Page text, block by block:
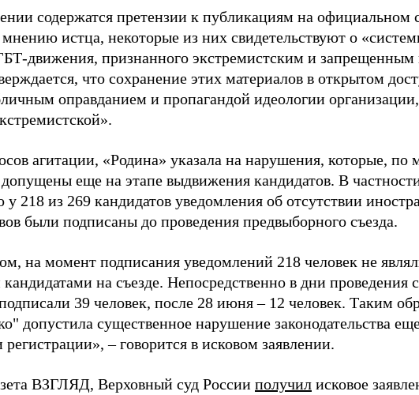
содержатся претензии к публикациям на официальном
истца, некоторые из них свидетельствуют о
движения, признанного экстремистским и
что сохранение этих материалов в открытом
оправданием и пропагандой идеологии
агитации, «Родина» указала на нарушения, которые, по
еще на этапе выдвижения кандидатов. В
у 218 из 269 кандидатов уведомления об отсутствии
были подписаны до проведения предвыборного съезда.
на момент подписания уведомлений 218 человек не
на съезде. Непосредственно в дни проведения
39 человек, после 28 июня – 12 человек. Таким
допустила существенное нарушение законодательства
– говорится в исковом заявлении.
ВЗГЛЯД, Верховный суд России получил исковое